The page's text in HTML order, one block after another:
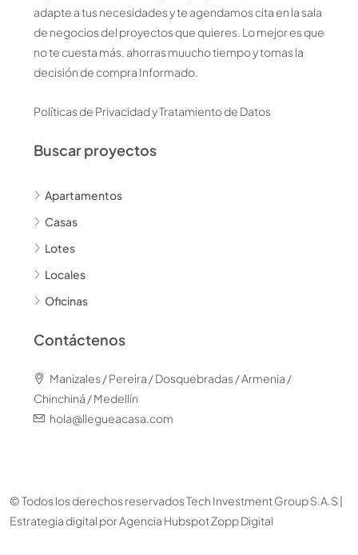
adapte a tus necesidades y te agendamos cita en la sala
de negocios del proyectos que quieres. Lo mejor es que
no te cuesta más, ahorras muucho tiempo y tomas la
decisión de compra Informado.
Políticas de Privacidad y Tratamiento de Datos
Buscar proyectos
Apartamentos
Casas
Lotes
Locales
Oficinas
Contáctenos
Manizales / Pereira / Dosquebradas / Armenia /
Chinchiná / Medellín
hola@llegueacasa.com
© Todos los derechos reservados Tech Investment Group S.A.S |
Estrategia digital porAgencia Hubspot Zopp Digital